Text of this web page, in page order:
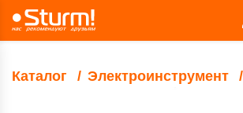
Каталог Электроинструмент